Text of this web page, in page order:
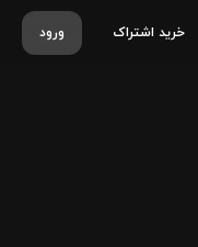
ورود خرید اشتراک